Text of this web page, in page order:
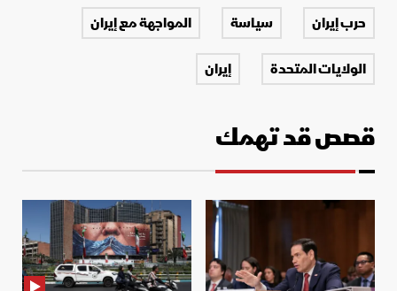
حرب إيران سياسة
المواجهة مع إيران
الولايات المتحدة
إيران
قصص قد تهمك